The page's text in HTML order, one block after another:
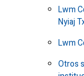
Lwm
Nyiaj
Lwm
Otros